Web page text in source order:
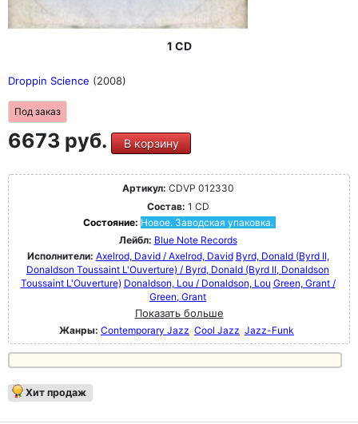
1 CD
Droppin Science (2008)
Под заказ
6673 руб. В корзину
Артикул: CDVP 012330
Состав: 1 CD
Состояние: Новое. Заводская упаковка.
Лейбл: Blue Note Records
Исполнители: Axelrod, David / Axelrod, David Byrd, Donald (Byrd II,
Donaldson Toussaint L'Ouverture) / Byrd, Donald (Byrd II, Donaldson
Toussaint L'Ouverture) Donaldson, Lou / Donaldson, Lou Green, Grant /
Green, Grant
Показать больше
Жанры: Contemporary Jazz Cool Jazz Jazz-Funk
Хит продаж